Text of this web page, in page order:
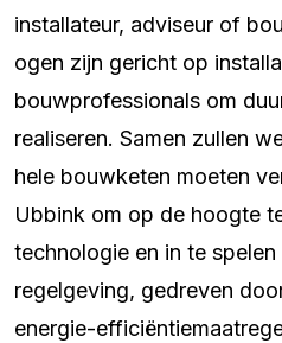
installateur, adviseur of
ogen zijn gericht op
bouwprofessionals om
realiseren. Samen zullen
hele bouwketen moeten
Ubbink om op de hoogte
technologie en in te
regelgeving, gedreven
energie-